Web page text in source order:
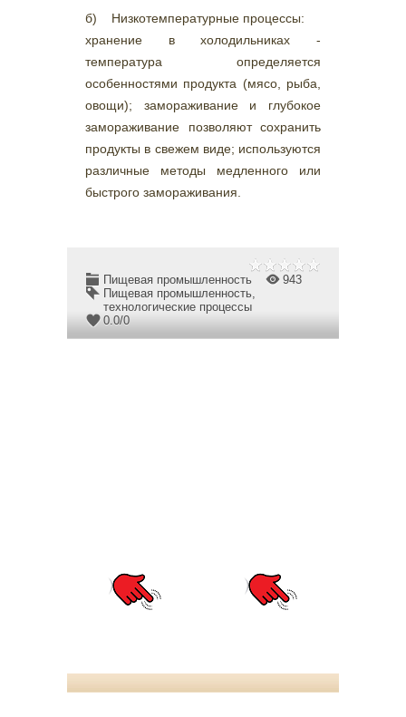
б) Низкотемпературные процессы:
хранение в холодильниках -
температура определяется
особенностями продукта (мясо, рыба,
овощи); замораживание и глубокое
замораживание позволяют сохранить
продукты в свежем виде; используются
различные методы медленного или
быстрого замораживания.
Пищевая промышленность
943
Пищевая промышленность,
технологические процессы
0.0/0